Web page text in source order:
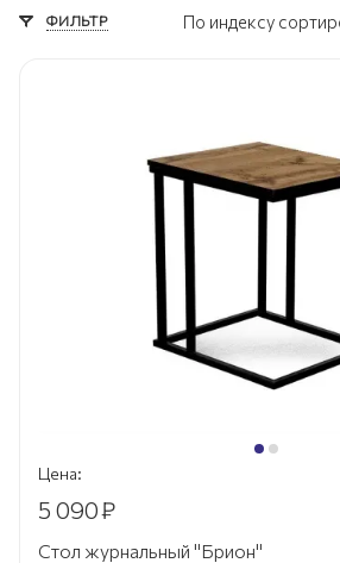
ФИЛЬТР По индексу
Цена:
5 090₽
Стол журнальный "Брион"